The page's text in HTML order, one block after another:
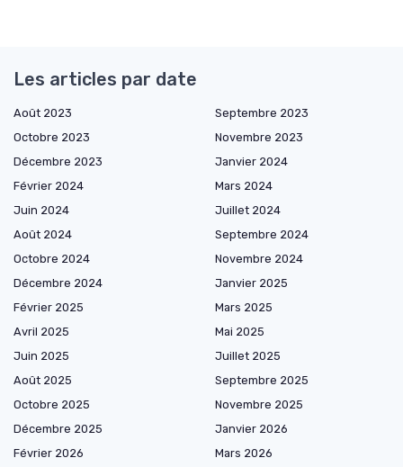
Les articles par date
Août 2023
Septembre 2023
Octobre 2023
Novembre 2023
Décembre 2023
Janvier 2024
Février 2024
Mars 2024
Juin 2024
Juillet 2024
Août 2024
Septembre 2024
Octobre 2024
Novembre 2024
Décembre 2024
Janvier 2025
Février 2025
Mars 2025
Avril 2025
Mai 2025
Juin 2025
Juillet 2025
Août 2025
Septembre 2025
Octobre 2025
Novembre 2025
Décembre 2025
Janvier 2026
Février 2026
Mars 2026